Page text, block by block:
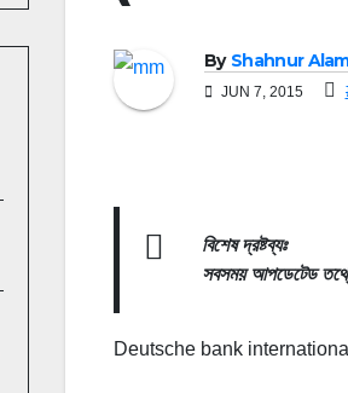
By Shahnur
JUN 7, 2015
বিশেষ দ্রষ্টব্যঃ
সবসময় আপডেটেড
Deutsche bank international